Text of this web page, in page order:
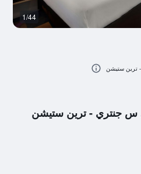
س جنتري - ترين ستيشن
1/44
- ترين ستيشن